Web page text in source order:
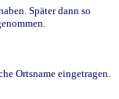
Später dann so
Ortsname eingetragen.